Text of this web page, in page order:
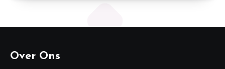
Over Ons